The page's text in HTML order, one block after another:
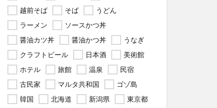
越前そば
そば
うどん
ラーメン
ソースかつ丼
醤油カツ丼
醤油かつ丼
うなぎ
クラフトビール
日本酒
美術館
ホテル
旅館 温泉
民宿
古民家
マルタ共和国
ゴゾ島
韓国
北海道 新潟県
東京都